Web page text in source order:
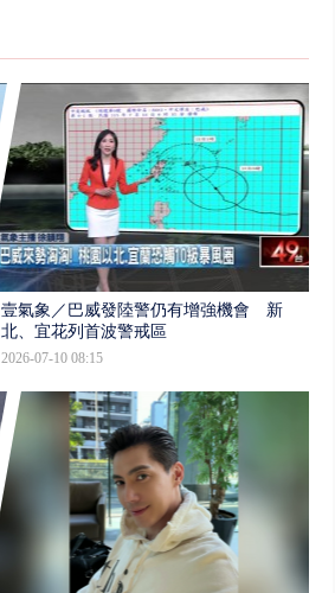
壹氣象／巴威發陸警仍有增強機會 新
北、宜花列首波警戒區
2026-07-10 08:15